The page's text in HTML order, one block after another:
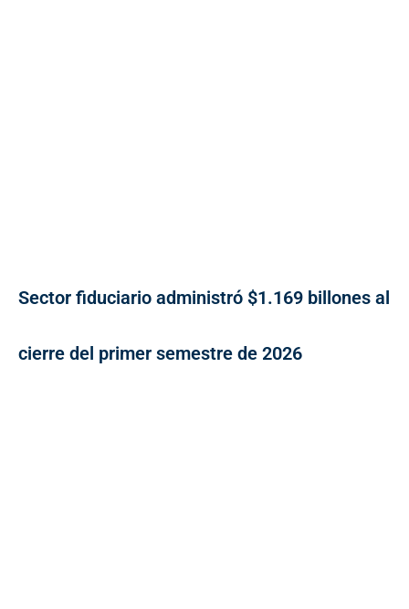
Sector fiduciario administró $1.169 billones al
cierre del primer semestre de 2026